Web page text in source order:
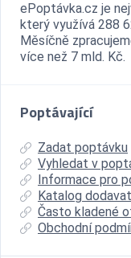
ePoptávka.cz je
který využívá 288
Měsíčně
více než 7 mld. Kč.
Poptávající
Zadat poptávku
Vyhledat v
Informace pro
Katalog
Často kladené
Obchodní